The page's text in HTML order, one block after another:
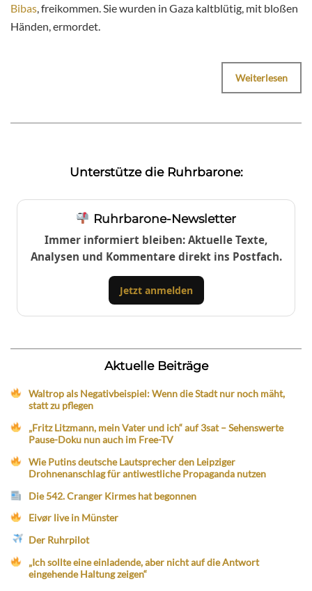
Bibas, freikommen. Sie wurden in Gaza kaltblütig, mit bloßen
Händen, ermordet.
Weiterlesen
Unterstütze die Ruhrbarone:
Ruhrbarone-Newsletter
Immer informiert bleiben: Aktuelle Texte,
Analysen und Kommentare direkt ins Postfach.
Jetzt anmelden
Aktuelle Beiträge
Waltrop als Negativbeispiel: Wenn die Stadt nur noch mäht,
statt zu pflegen
„Fritz Litzmann, mein Vater und ich“ auf 3sat – Sehenswerte
Pause-Doku nun auch im Free-TV
Wie Putins deutsche Lautsprecher den Leipziger
Drohnenanschlag für antiwestliche Propaganda nutzen
Die 542. Cranger Kirmes hat begonnen
Eivør live in Münster
Der Ruhrpilot
„Ich sollte eine einladende, aber nicht auf die Antwort
eingehende Haltung zeigen“